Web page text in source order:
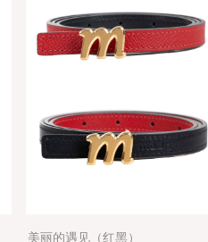
美丽的遇见（红黑）